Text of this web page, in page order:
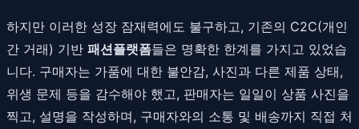
하지만 이러한 성장 잠재력에도 불구하고, 기존의 C2C(개인
간 거래) 기반 패션플랫폼들은 명확한 한계를 가지고 있었습
니다. 구매자는 가품에 대한 불안감, 사진과 다른 제품 상태,
위생 문제 등을 감수해야 했고, 판매자는 일일이 상품 사진을
찍고, 설명을 작성하며, 구매자와의 소통 및 배송까지 직접 처